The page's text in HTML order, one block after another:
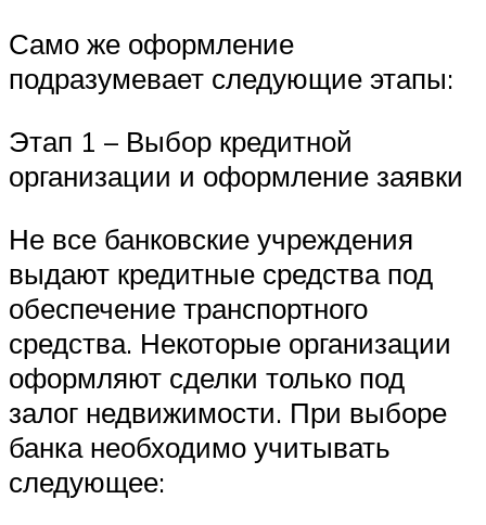
Само же оформление
подразумевает следующие этапы:
Этап 1 – Выбор кредитной
организации и оформление заявки
Не все банковские учреждения
выдают кредитные средства под
обеспечение транспортного
средства. Некоторые организации
оформляют сделки только под
залог недвижимости. При выборе
банка необходимо учитывать
следующее: